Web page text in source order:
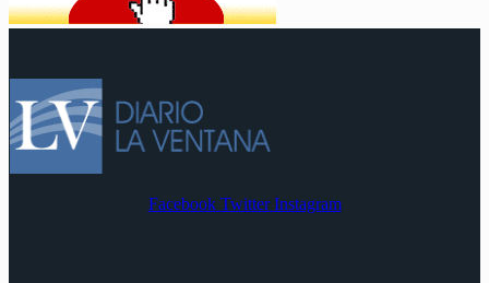
Facebook Twitter Instagram